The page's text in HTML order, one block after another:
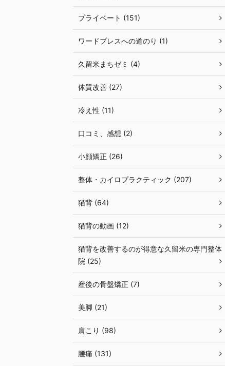
プライベート (151)
ワードプレスへの道のり (1)
久留米まちゼミ (4)
体質改善 (27)
冷え性 (11)
口コミ、感想 (2)
小顔矯正 (26)
整体・カイロプラクティック (207)
猫背 (64)
猫背の動画 (12)
猫背を改善するのが得意な久留米の専門整体
院 (25)
産後の骨盤矯正 (7)
美脚 (21)
肩こり (98)
腰痛 (131)